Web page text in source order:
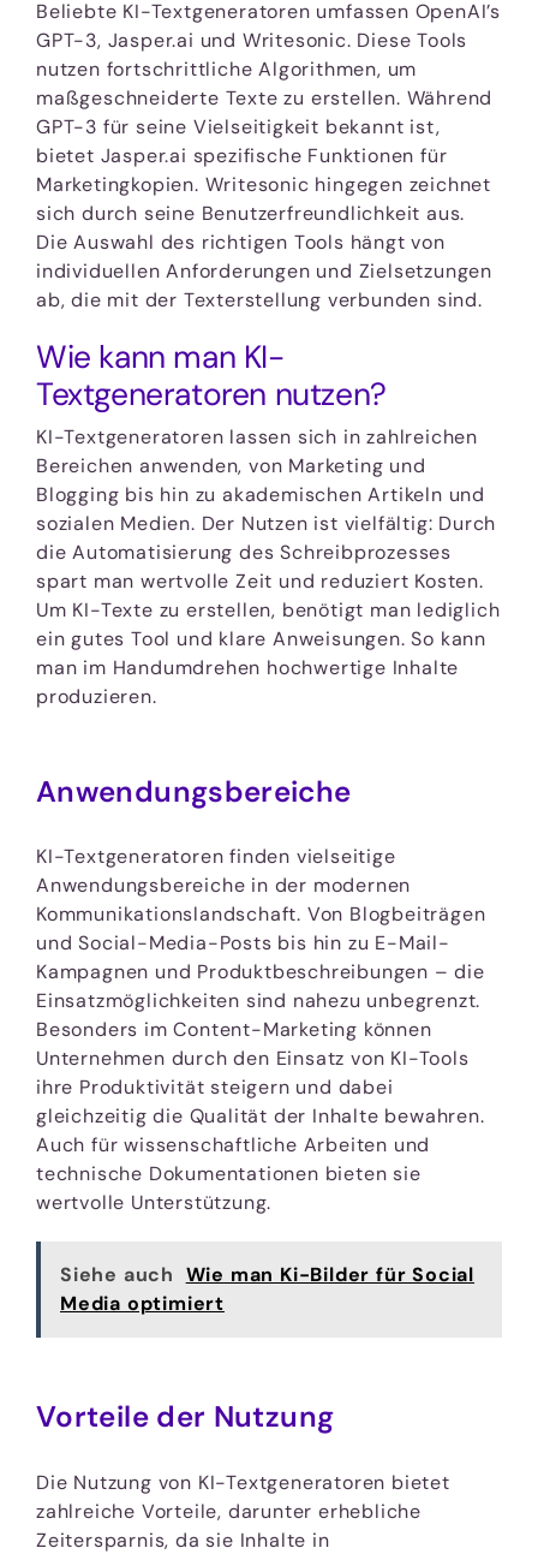
Beliebte KI-Textgeneratoren umfassen OpenAI’s
GPT-3, Jasper.ai und Writesonic. Diese Tools
nutzen fortschrittliche Algorithmen, um
maßgeschneiderte Texte zu erstellen. Während
GPT-3 für seine Vielseitigkeit bekannt ist,
bietet Jasper.ai spezifische Funktionen für
Marketingkopien. Writesonic hingegen zeichnet
sich durch seine Benutzerfreundlichkeit aus.
Die Auswahl des richtigen Tools hängt von
individuellen Anforderungen und Zielsetzungen
ab, die mit der Texterstellung verbunden sind.
Wie kann man KI-
Textgeneratoren nutzen?
KI-Textgeneratoren lassen sich in zahlreichen
Bereichen anwenden, von Marketing und
Blogging bis hin zu akademischen Artikeln und
sozialen Medien. Der Nutzen ist vielfältig: Durch
die Automatisierung des Schreibprozesses
spart man wertvolle Zeit und reduziert Kosten.
Um KI-Texte zu erstellen, benötigt man lediglich
ein gutes Tool und klare Anweisungen. So kann
man im Handumdrehen hochwertige Inhalte
produzieren.
Anwendungsbereiche
KI-Textgeneratoren finden vielseitige
Anwendungsbereiche in der modernen
Kommunikationslandschaft. Von Blogbeiträgen
und Social-Media-Posts bis hin zu E-Mail-
Kampagnen und Produktbeschreibungen – die
Einsatzmöglichkeiten sind nahezu unbegrenzt.
Besonders im Content-Marketing können
Unternehmen durch den Einsatz von KI-Tools
ihre Produktivität steigern und dabei
gleichzeitig die Qualität der Inhalte bewahren.
Auch für wissenschaftliche Arbeiten und
technische Dokumentationen bieten sie
wertvolle Unterstützung.
Siehe auch Wie man Ki-Bilder für Social
Media optimiert
Vorteile der Nutzung
Die Nutzung von KI-Textgeneratoren bietet
zahlreiche Vorteile, darunter erhebliche
Zeitersparnis, da sie Inhalte in